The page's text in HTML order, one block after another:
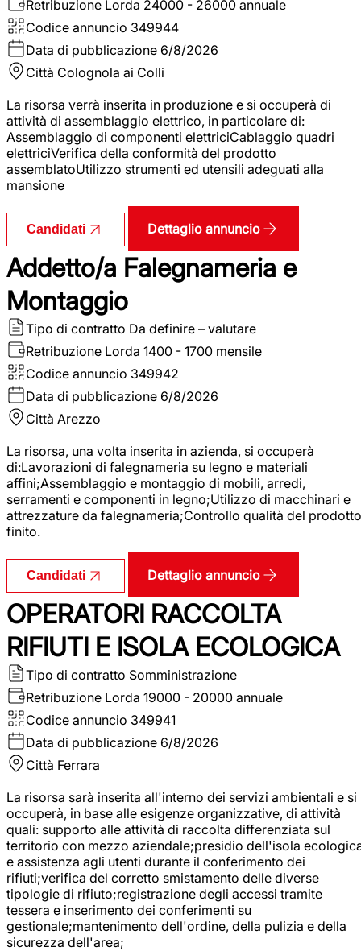
Retribuzione Lorda 24000 - 26000 annuale
Codice annuncio 349944
Data di pubblicazione 6/8/2026
Città Colognola ai Colli
La risorsa verrà inserita in produzione e si occuperà di
attività di assemblaggio elettrico, in particolare di:
Assemblaggio di componenti elettriciCablaggio quadri
elettriciVerifica della conformità del prodotto
assemblatoUtilizzo strumenti ed utensili adeguati alla
mansione
Candidati Dettaglio annuncio
Addetto/a Falegnameria e
Montaggio
Tipo di contratto Da definire – valutare
Retribuzione Lorda 1400 - 1700 mensile
Codice annuncio 349942
Data di pubblicazione 6/8/2026
Città Arezzo
La risorsa, una volta inserita in azienda, si occuperà
di:Lavorazioni di falegnameria su legno e materiali
affini;Assemblaggio e montaggio di mobili, arredi,
serramenti e componenti in legno;Utilizzo di macchinari e
attrezzature da falegnameria;Controllo qualità del prodotto
finito.
Candidati Dettaglio annuncio
OPERATORI RACCOLTA
RIFIUTI E ISOLA ECOLOGICA
Tipo di contratto Somministrazione
Retribuzione Lorda 19000 - 20000 annuale
Codice annuncio 349941
Data di pubblicazione 6/8/2026
Città Ferrara
La risorsa sarà inserita all'interno dei servizi ambientali e si
occuperà, in base alle esigenze organizzative, di attività
quali: supporto alle attività di raccolta differenziata sul
territorio con mezzo aziendale;presidio dell'isola
e assistenza agli utenti durante il conferimento dei
rifiuti;verifica del corretto smistamento delle diverse
tipologie di rifiuto;registrazione degli accessi tramite
tessera e inserimento dei conferimenti su
gestionale;mantenimento dell'ordine, della pulizia e della
sicurezza dell'area;